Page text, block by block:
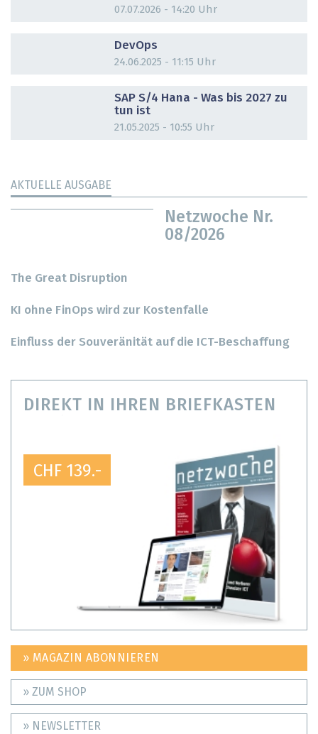
07.07.2026 - 14:20 Uhr
DevOps
24.06.2025 - 11:15 Uhr
SAP S/4 Hana - Was bis 2027 zu
tun ist
21.05.2025 - 10:55 Uhr
AKTUELLE AUSGABE
Netzwoche Nr.
08/2026
The Great Disruption
KI ohne FinOps wird zur Kostenfalle
Einfluss der Souveränität auf die ICT-Beschaffung
DIREKT IN IHREN BRIEFKASTEN
CHF 139.-
» MAGAZIN ABONNIEREN
» ZUM SHOP
» NEWSLETTER